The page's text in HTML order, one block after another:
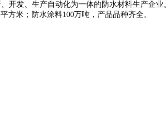
开发、生产自动化为一体的防水材料生产企
方米；防水涂料100万吨，产品品种齐全。